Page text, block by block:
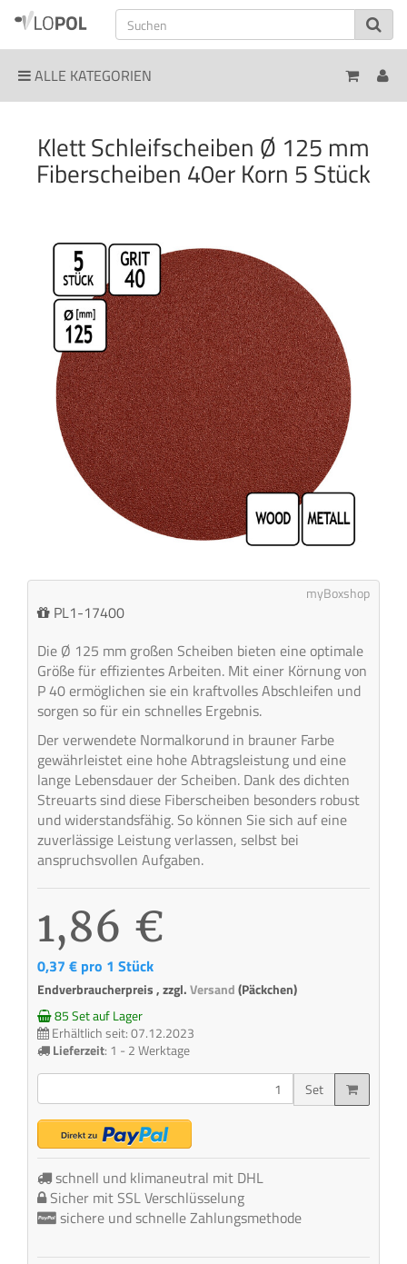
ALLE KATEGORIEN
Klett Schleifscheiben Ø 125 mm
Fiberscheiben 40er Korn 5 Stück
myBoxshop
PL1-17400
Die Ø 125 mm großen Scheiben bieten eine optimale
Größe für effizientes Arbeiten. Mit einer Körnung von
P 40 ermöglichen sie ein kraftvolles Abschleifen und
sorgen so für ein schnelles Ergebnis.
Der verwendete Normalkorund in brauner Farbe
gewährleistet eine hohe Abtragsleistung und eine
lange Lebensdauer der Scheiben. Dank des dichten
Streuarts sind diese Fiberscheiben besonders robust
und widerstandsfähig. So können Sie sich auf eine
zuverlässige Leistung verlassen, selbst bei
anspruchsvollen Aufgaben.
1,86 €
0,37 € pro 1 Stück
Endverbraucherpreis , zzgl.Versand(Päckchen)
85 Set auf Lager
Erhältlich seit: 07.12.2023
Lieferzeit: 1 - 2 Werktage
Set
schnell und klimaneutral mit DHL
Sicher mit SSL Verschlüsselung
sichere und schnelle Zahlungsmethode